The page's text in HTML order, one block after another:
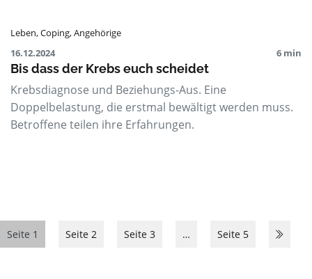
Leben,Coping,Angehörige
16.12.2024
6 min
Bis dass der Krebs euch scheidet
Krebsdiagnose und Beziehungs-Aus. Eine
Doppelbelastung, die erstmal bewältigt werden muss.
Betroffene teilen ihre Erfahrungen.
Seite 1 Seite 2 Seite 3 … Seite 5